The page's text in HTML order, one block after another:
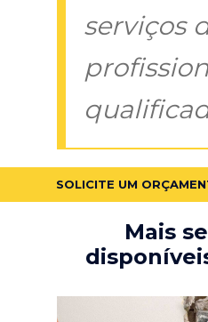
serviços
SOLICITE UM
Mais